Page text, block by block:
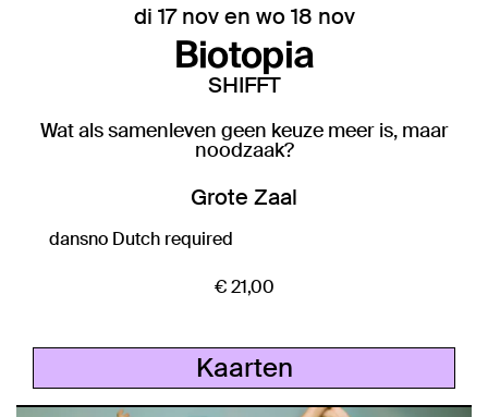
Biotopia
SHIFFT
di 17 noven wo 18 nov
Wat als samenleven geen keuze meer is, maar
noodzaak?
Grote Zaal
dansno Dutch required
€ 21,00
Kaarten